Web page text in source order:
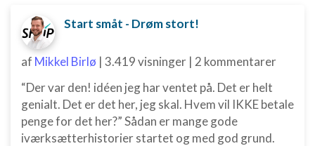
Start småt - Drøm stort!
af Mikkel Birlø | 3.419 visninger | 2 kommentarer
“Der var den! idéen jeg har ventet på. Det er helt
genialt. Det er det her, jeg skal. Hvem vil IKKE betale
penge for det her?” Sådan er mange gode
iværksætterhistorier startet og med god grund.